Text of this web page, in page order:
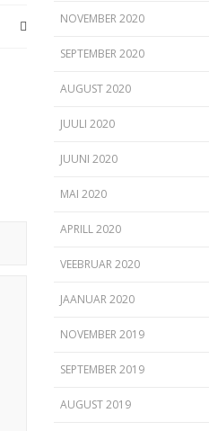
NOVEMBER 2020
SEPTEMBER 2020
AUGUST 2020
JUULI 2020
JUUNI 2020
MAI 2020
APRILL 2020
VEEBRUAR 2020
JAANUAR 2020
NOVEMBER 2019
SEPTEMBER 2019
AUGUST 2019